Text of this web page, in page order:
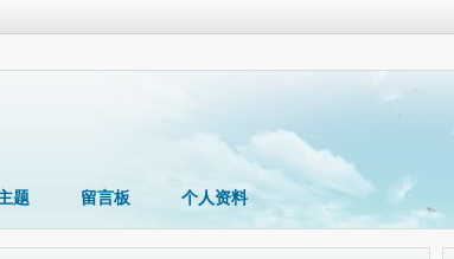
题 留言板 个人资料